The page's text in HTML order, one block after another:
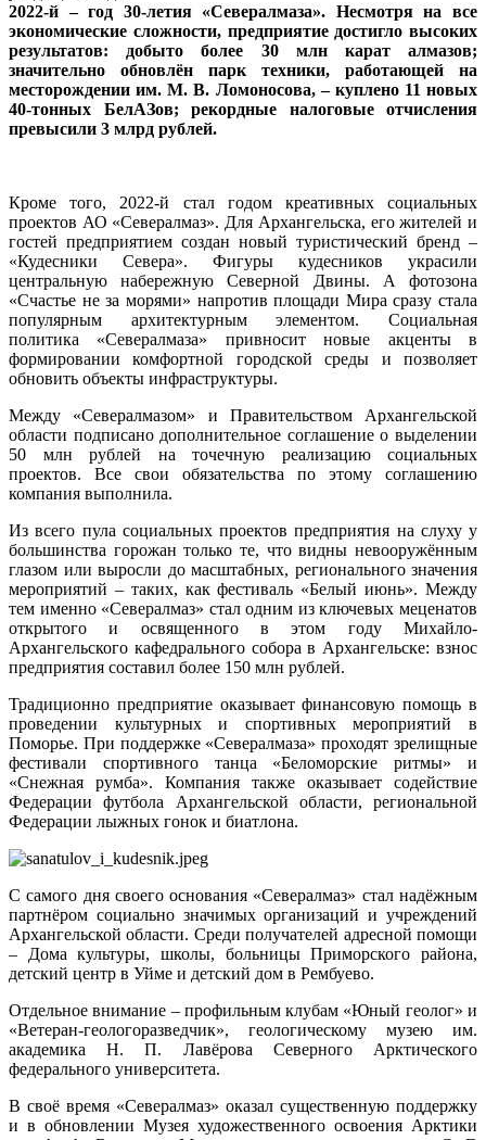
2022-й – год 30-летия «Севералмаза». Несмотря на все
экономические сложности, предприятие достигло высоких
результатов: добыто более 30 млн карат алмазов;
значительно обновлён парк техники, работающей на
месторождении им. М. В. Ломоносова, – куплено 11 новых
40-тонных БелАЗов; рекордные налоговые отчисления
превысили 3 млрд рублей.
Кроме того, 2022-й стал годом креативных социальных
проектов АО «Севералмаз». Для Архангельска, его жителей и
гостей предприятием создан новый туристический бренд –
«Кудесники Севера». Фигуры кудесников украсили
центральную набережную Северной Двины. А фотозона
«Счастье не за морями» напротив площади Мира сразу стала
популярным архитектурным элементом. Социальная
политика «Севералмаза» привносит новые акценты в
формировании комфортной городской среды и позволяет
обновить объекты инфраструктуры.
Между «Севералмазом» и Правительством Архангельской
области подписано дополнительное соглашение о выделении
50 млн рублей на точечную реализацию социальных
проектов. Все свои обязательства по этому соглашению
компания выполнила.
Из всего пула социальных проектов предприятия на слуху у
большинства горожан только те, что видны невооружённым
глазом или выросли до масштабных, регионального значения
мероприятий – таких, как фестиваль «Белый июнь». Между
тем именно «Севералмаз» стал одним из ключевых меценатов
открытого и освященного в этом году Михайло-
Архангельского кафедрального собора в Архангельске: взнос
предприятия составил более 150 млн рублей.
Традиционно предприятие оказывает финансовую помощь в
проведении культурных и спортивных мероприятий в
Поморье. При поддержке «Севералмаза» проходят зрелищные
фестивали спортивного танца «Беломорские ритмы» и
«Снежная румба». Компания также оказывает содействие
Федерации футбола Архангельской области, региональной
Федерации лыжных гонок и биатлона.
С самого дня своего основания «Севералмаз» стал надёжным
партнёром социально значимых организаций и учреждений
Архангельской области. Среди получателей адресной помощи
– Дома культуры, школы, больницы Приморского района,
детский центр в Уйме и детский дом в Рембуево.
Отдельное внимание – профильным клубам «Юный геолог» и
«Ветеран-геологоразведчик», геологическому музею им.
академика Н. П. Лавёрова Северного Арктического
федерального университета.
В своё время «Севералмаз» оказал существенную поддержку
и в обновлении Музея художественного освоения Арктики